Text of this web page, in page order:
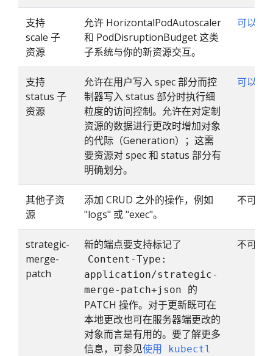
支持
scale 子
资源
允许 HorizontalPodAutoscaler
和 PodDisruptionBudget 这类
子系统与你的新资源交互。
可以
支持
status 子
资源
允许在用户写入 spec 部分而控
制器写入 status 部分时执行细
粒度的访问控制。允许在对定制
资源的数据进行更改时增加对象
的代际（Generation）；这需
要资源对 spec 和 status 部分有
明确划分。
可以
其他子资
源
添加 CRUD 之外的操作，例如
"logs" 或 "exec"。
不可以
strategic-
merge-
patch
新的端点要支持标记了
Content-Type:
application/strategic-
merge-patch+json
的
PATCH 操作。对于更新既可在
本地更改也可在服务器端更改的
对象而言是有用的。要了解更多
信息，可参见使用
kubectl
不可以